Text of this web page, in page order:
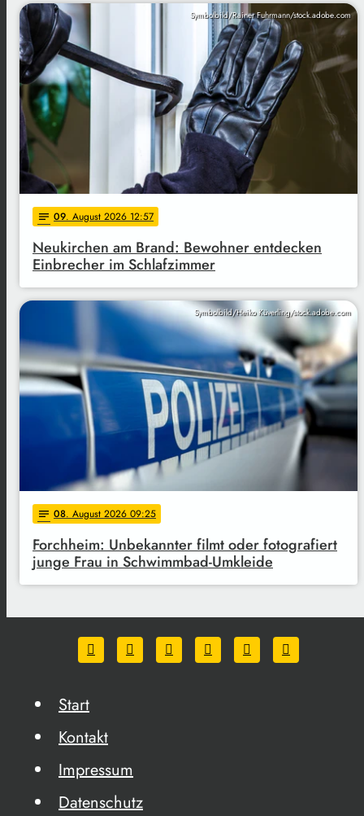
Symbolbild/Rainer Fuhrmann/stock.adobe.com
notes 09. August 2026 12:57
Neukirchen am Brand: Bewohner entdecken
Einbrecher im Schlafzimmer
Symbolbild/Heiko Küverling/stock.adobe.com
notes 08. August 2026 09:25
Forchheim: Unbekannter filmt oder fotografiert
junge Frau in Schwimmbad-Umkleide
Start
Kontakt
Impressum
Datenschutz